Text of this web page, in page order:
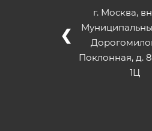
г. Москва,
Поклонная, д.
1Ц
❮